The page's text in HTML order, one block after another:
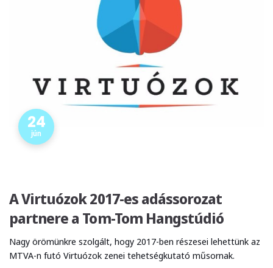
24
jún
A Virtuózok 2017-es adássorozat
partnere a Tom-Tom Hangstúdió
Nagy örömünkre szolgált, hogy 2017-ben részesei lehettünk az
MTVA-n futó Virtuózok zenei tehetségkutató műsornak.